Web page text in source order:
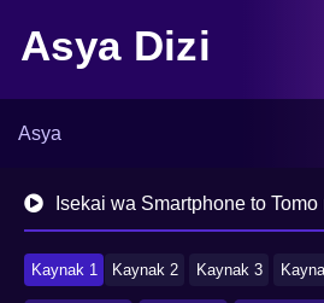
Asya Dizi
Asya
Isekai wa Smartphone to
Kaynak 1 Kaynak 2 Kaynak 3